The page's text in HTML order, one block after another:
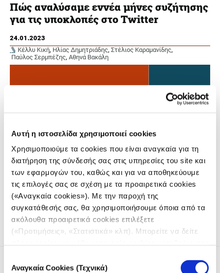
Αυτή η ιστοσελίδα χρησιμοποιεί cookies
Χρησιμοποιούμε τα cookies που είναι αναγκαία για τη
διατήρηση της σύνδεσής σας στις υπηρεσίες του site και
των εφαρμογών του, καθώς και για να αποθηκεύουμε
τις επιλογές σας σε σχέση με τα προαιρετικά cookies
(«Αναγκαία cookies»). Με την παροχή της
συγκατάθεσής σας, θα χρησιμοποιήσουμε όποια από τα
ακόλουθα προαιρετικά cookies επιλέξετε
(«Προτιμήσεις», «Στατιστικά» κλπ). Μπορείτε να δείτε
συγκατάθεσης
Αναγκαία Cookies (Τεχνικά)
Πώς αναλύσαμε εννέα μήνες συζήτησης
για τις υποκλοπές στο Twitter
24.01.2023
Κέλλυ Κική, Ηλίας Δημητριάδης, Στέλιος Καραμανίδης,
Παύλος Σερμπέζης, Αθηνά Βακάλη
Η μεθοδολογία εργασίας, από τη συλλογή ως την ανάλυση
των δεδομένων, στο πλαίσιο της ερευνητικής συνέργειας
που παρουσιάζει το iMEdD Lab και το Datalab